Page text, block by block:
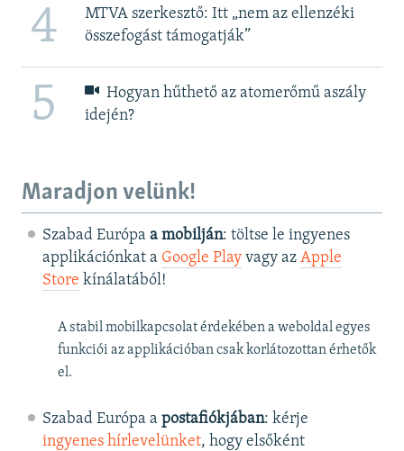
4
MTVA szerkesztő: Itt „nem az ellenzéki
összefogást támogatják”
5
Hogyan hűthető az atomerőmű aszály
idején?
Maradjon velünk!
Szabad Európa a mobilján: töltse le ingyenes
applikációnkat a Google Playvagy az Apple
Store kínálatából!
A stabil mobilkapcsolat érdekében a weboldal egyes
funkciói az applikációban csak korlátozottan érhetők
el.
Szabad Európa a postafiókjában: kérje
ingyenes hírlevelünket, hogy elsőként